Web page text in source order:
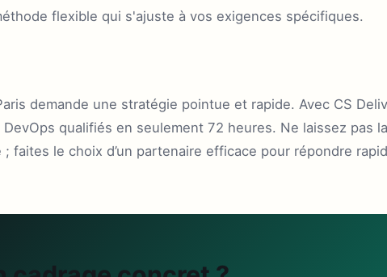
flexible qui s'ajuste à vos exigences spécifiques.
demande une stratégie pointue et rapide. Avec CS
qualifiés en seulement 72 heures. Ne laissez pas
faites le choix d’un partenaire efficace pour répondre